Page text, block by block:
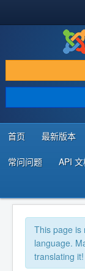
下载 & 扩展
发现 & 学习
社区 & 支持
开发者资源
首页 最新版本
常问问题 API
This page is
language.
translating